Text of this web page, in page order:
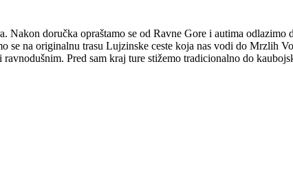
doručka opraštamo se od Ravne Gore i autima odlazimo
se na originalnu trasu Lujzinske ceste koja nas vodi do Mrzlih
Pred sam kraj ture stižemo tradicionalno do